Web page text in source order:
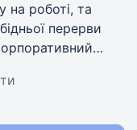
на роботі, та
перерви